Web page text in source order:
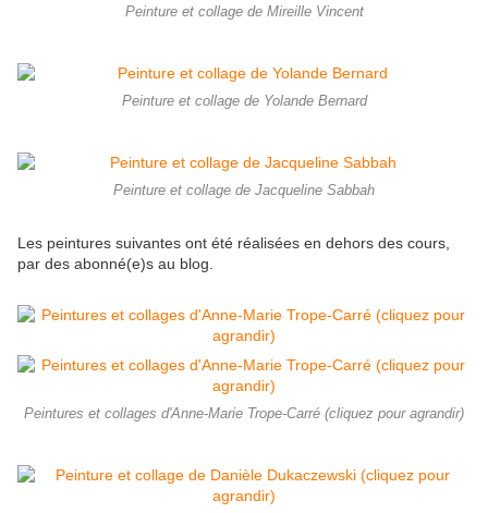
Peinture et collage de Mireille Vincent
Peinture et collage de Yolande Bernard
Peinture et collage de Jacqueline Sabbah
Les peintures suivantes ont été réalisées en dehors des cours,
par des abonné(e)s au blog.
Peintures et collages d'Anne-Marie Trope-Carré (cliquez pour agrandir)